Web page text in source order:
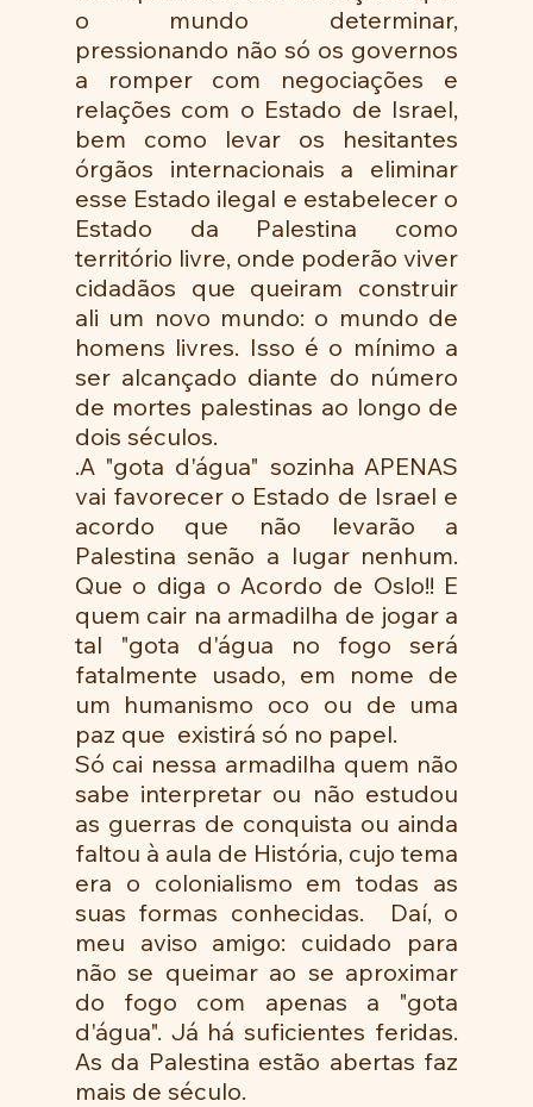
o mundo determinar,
pressionando não só os governos
a romper com negociações e
relações com o Estado de Israel,
bem como levar os hesitantes
órgãos internacionais a eliminar
esse Estado ilegal e estabelecer o
Estado da Palestina como
território livre, onde poderão viver
cidadãos que queiram construir
ali um novo mundo: o mundo de
homens livres. Isso é o mínimo a
ser alcançado diante do número
de mortes palestinas ao longo de
dois séculos.
.A "gota d'água" sozinha APENAS
vai favorecer o Estado de Israel e
acordo que não levarão a
Palestina senão a lugar nenhum.
Que o diga o Acordo de Oslo!! E
quem cair na armadilha de jogar a
tal "gota d'água no fogo será
fatalmente usado, em nome de
um humanismo oco ou de uma
paz que  existirá só no papel.
Só cai nessa armadilha quem não
sabe interpretar ou não estudou
as guerras de conquista ou ainda
faltou à aula de História, cujo tema
era o colonialismo em todas as
suas formas conhecidas.  Daí, o
meu aviso amigo: cuidado para
não se queimar ao se aproximar
do fogo com apenas a "gota
d'água". Já há suficientes feridas.
As da Palestina estão abertas faz
mais de século.